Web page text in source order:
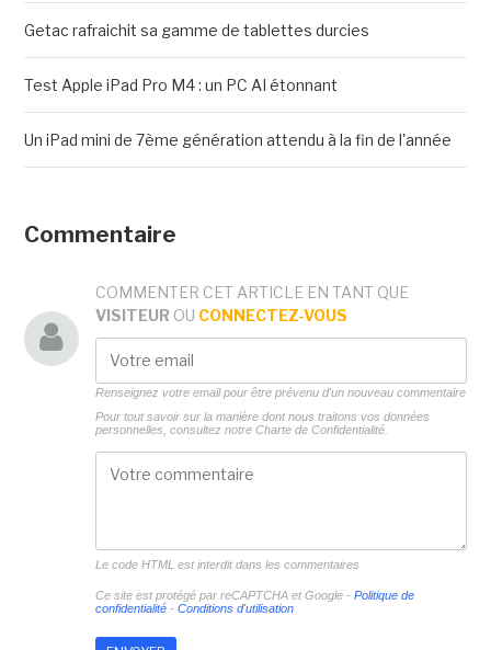
Getac rafraichit sa gamme de tablettes durcies
Test Apple iPad Pro M4 : un PC AI étonnant
Un iPad mini de 7ème génération attendu à la fin de l'année
Commentaire
COMMENTER CET ARTICLE EN TANT QUE
VISITEUR OU CONNECTEZ-VOUS
Renseignez votre email pour être prévenu d'un nouveau commentaire
Pour tout savoir sur la manière dont nous traitons vos données
personnelles, consultez notre Charte de Confidentialité.
Le code HTML est interdit dans les commentaires
Ce site est protégé par reCAPTCHA et Google - Politique de
confidentialité- Conditions d'utilisation